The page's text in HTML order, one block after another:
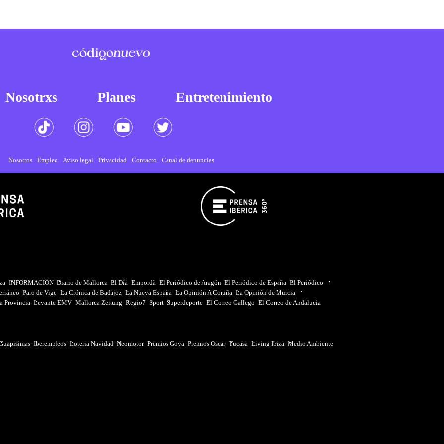
Nosotrxs Planes Entretenimiento
Nosotros Empleo Aviso legal Privacidad Contacto Canal de denuncias
INFORMACIÓN Diario de Mallorca El Día Empordà El Periódico de Aragón El Periódico de España El Periódico
Faro de Vigo La Crónica de Badajoz La Nueva España La Opinión A Coruña La Opinión de Murcia
Provincia Levante-EMV Mallorca Zeitung Regio7 Sport Superdeporte El Correo Gallego El Correo de Andalucia
Iberempleos Loteria Navidad Neomotor Premios Goya Premios Oscar Tucasa Living Ibiza Medio Ambiente